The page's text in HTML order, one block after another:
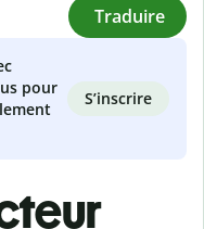
Traduire
pour
S’inscrire